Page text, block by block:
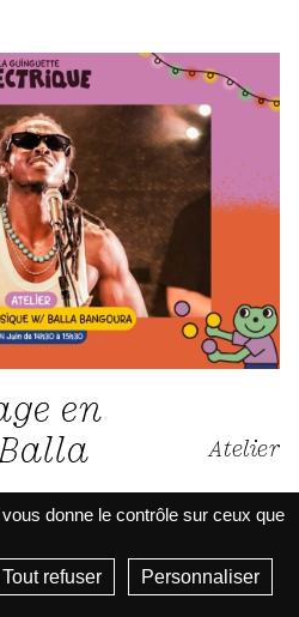
en
Atelier
24.06.26 / 15h30
Play
VIEW
donne le contrôle sur ceux que
Tout refuser Personnaliser